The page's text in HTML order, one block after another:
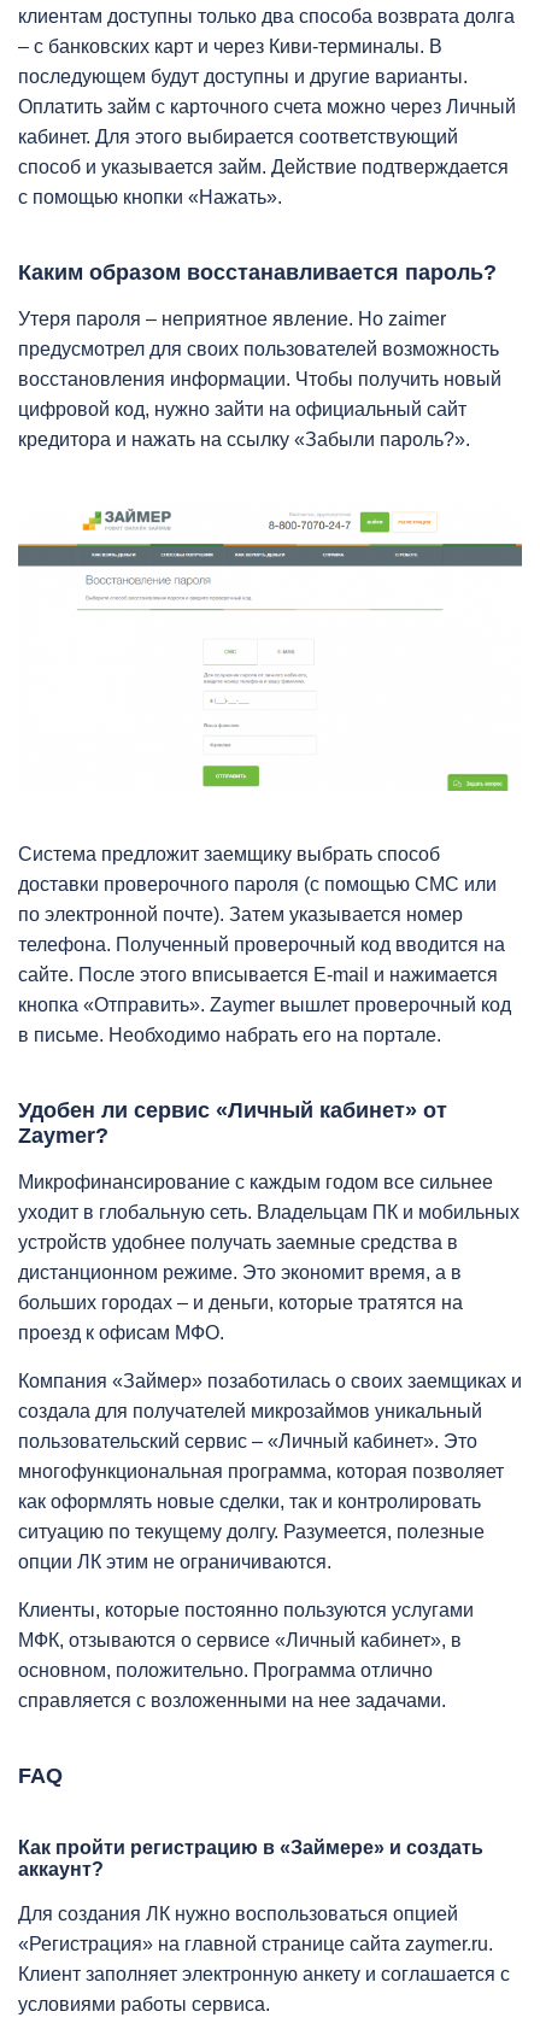
клиентам доступны только два способа возврата долга
– с банковских карт и через Киви-терминалы. В
последующем будут доступны и другие варианты.
Оплатить займ с карточного счета можно через Личный
кабинет. Для этого выбирается соответствующий
способ и указывается займ. Действие подтверждается
с помощью кнопки «Нажать».
Каким образом восстанавливается пароль?
Утеря пароля – неприятное явление. Но zaimer
предусмотрел для своих пользователей возможность
восстановления информации. Чтобы получить новый
цифровой код, нужно зайти на официальный сайт
кредитора и нажать на ссылку «Забыли пароль?».
Система предложит заемщику выбрать способ
доставки проверочного пароля (с помощью СМС или
по электронной почте). Затем указывается номер
телефона. Полученный проверочный код вводится на
сайте. После этого вписывается E-mail и нажимается
кнопка «Отправить». Zaymer вышлет проверочный код
в письме. Необходимо набрать его на портале.
Удобен ли сервис «Личный кабинет» от
Zaymer?
Микрофинансирование с каждым годом все сильнее
уходит в глобальную сеть. Владельцам ПК и мобильных
устройств удобнее получать заемные средства в
дистанционном режиме. Это экономит время, а в
больших городах – и деньги, которые тратятся на
проезд к офисам МФО.
Компания «Займер» позаботилась о своих заемщиках и
создала для получателей микрозаймов уникальный
пользовательский сервис – «Личный кабинет». Это
многофункциональная программа, которая позволяет
как оформлять новые сделки, так и контролировать
ситуацию по текущему долгу. Разумеется, полезные
опции ЛК этим не ограничиваются.
Клиенты, которые постоянно пользуются услугами
МФК, отзываются о сервисе «Личный кабинет», в
основном, положительно. Программа отлично
справляется с возложенными на нее задачами.
FAQ
Как пройти регистрацию в «Займере» и создать
аккаунт?
Для создания ЛК нужно воспользоваться опцией
«Регистрация» на главной странице сайта zaymer.ru.
Клиент заполняет электронную анкету и соглашается с
условиями работы сервиса.